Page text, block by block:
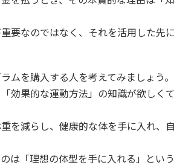
要なのではなく、それを活用した先
ムを購入する人を考えてみましょう。
効果的な運動方法」の知識が欲しく
を減らし、健康的な体を手に入れ、
は「理想の体型を手に入れる」という